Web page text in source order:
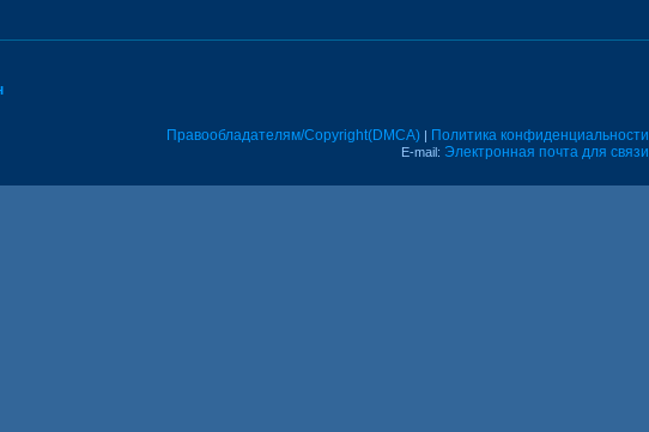
Правообладателям/Copyright(DMCA) | Политика конфиденциальности
E-mail: Электронная почта для связи